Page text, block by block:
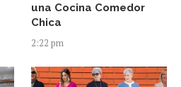
una Cocina Comedor
Chica
2:22 pm